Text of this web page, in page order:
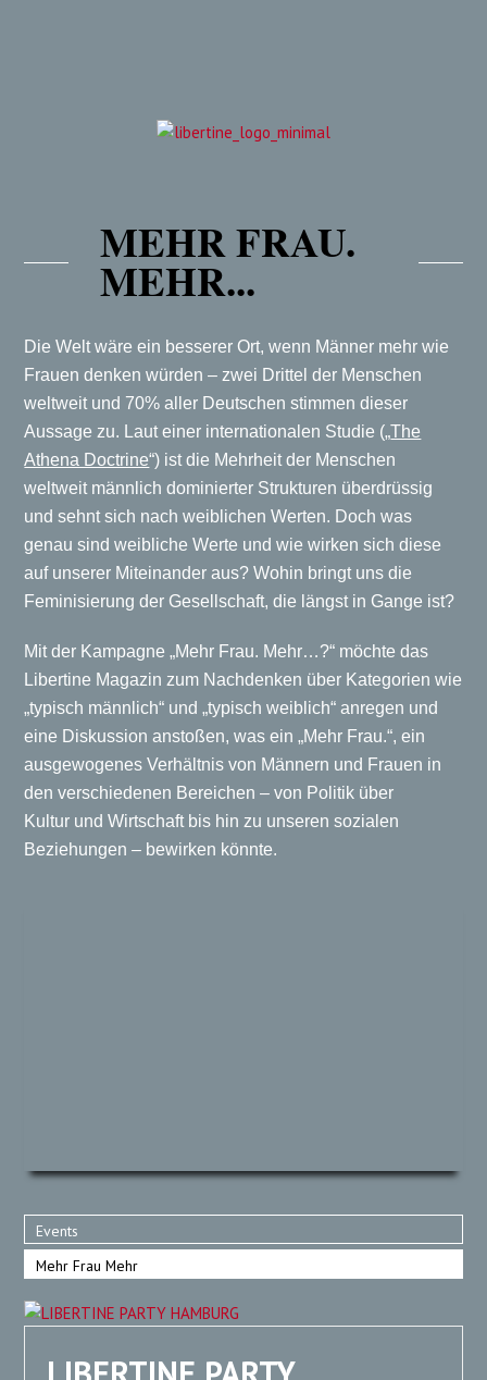
MEHR FRAU.
MEHR...
Die Welt wäre ein besserer Ort, wenn Männer mehr wie
Frauen denken würden – zwei Drittel der Menschen
weltweit und 70% aller Deutschen stimmen dieser
Aussage zu. Laut einer internationalen Studie („The
Athena Doctrine“) ist die Mehrheit der Menschen
weltweit männlich dominierter Strukturen überdrüssig
und sehnt sich nach weiblichen Werten. Doch was
genau sind weibliche Werte und wie wirken sich diese
auf unserer Miteinander aus? Wohin bringt uns die
Feminisierung der Gesellschaft, die längst in Gange ist?
Mit der Kampagne „Mehr Frau. Mehr…?“ möchte das
Libertine Magazin zum Nachdenken über Kategorien wie
„typisch männlich“ und „typisch weiblich“ anregen und
eine Diskussion anstoßen, was ein „Mehr Frau.“, ein
ausgewogenes Verhältnis von Männern und Frauen in
den verschiedenen Bereichen – von Politik über
Kultur und Wirtschaft bis hin zu unseren sozialen
Beziehungen – bewirken könnte.
Events
Mehr Frau Mehr